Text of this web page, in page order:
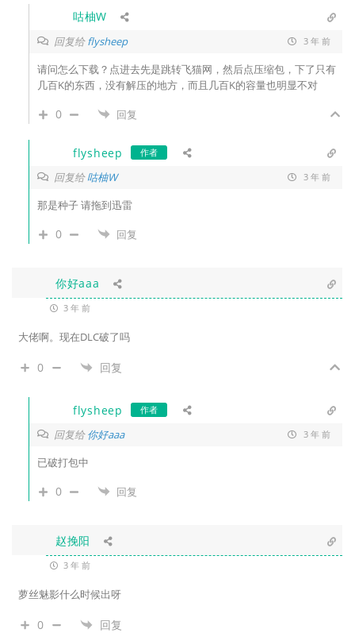
咕柚W
回复给flysheep 3 年 前
请问怎么下载？点进去先是跳转飞猫网，然后点压缩包，下了只有
几百K的东西，没有解压的地方，而且几百K的容量也明显不对
0 回复
flysheep 作者
回复给咕柚W 3 年 前
那是种子 请拖到迅雷
0 回复
你好aaa
3 年 前
大佬啊。现在DLC破了吗
0 回复
flysheep 作者
回复给你好aaa 3 年 前
已破打包中
0 回复
赵挽阳
3 年 前
萝丝魅影什么时候出呀
0 回复